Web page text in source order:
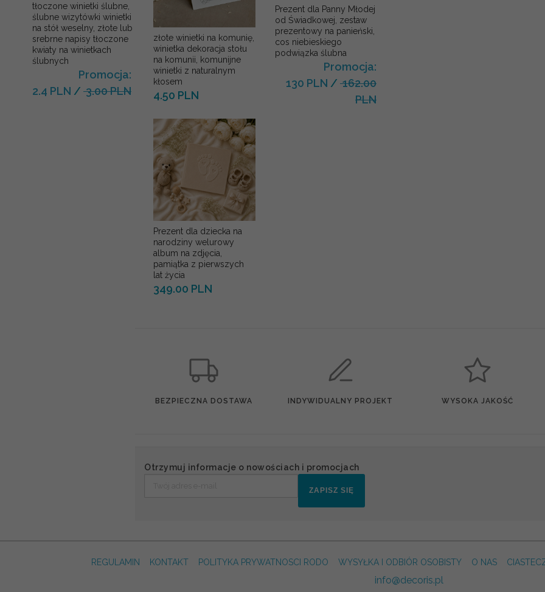
tłoczone winietki ślubne,
ślubne wizytówki winietki
na stół weselny, złote lub
srebrne napisy tłoczone
kwiaty na winietkach
ślubnych
Promocja:
2.4 PLN / 3.00 PLN
złote winietki na komunię,
winietka dekoracja stołu
na komunii, komunijne
winietki z naturalnym
kłosem
4.50 PLN
Prezent dla dziecka na
narodziny welurowy
album na zdjęcia,
pamiątka z pierwszych
lat życia
349.00 PLN
Prezent dla Panny Młodej
od Świadkowej, zestaw
prezentowy na panieński,
cos niebieskiego
podwiązka ślubna
Promocja:
130 PLN / 162.00
PLN
BEZPIECZNA DOSTAWA INDYWIDUALNY PROJEKT WYSOKA JAKOŚĆ
Otrzymuj informacje o nowościach i promocjach
ZAPISZ SIĘ
REGULAMIN KONTAKT POLITYKA PRYWATNOSCI RODO WYSYŁKA I ODBIÓR OSOBISTY O NAS
info@decoris.pl